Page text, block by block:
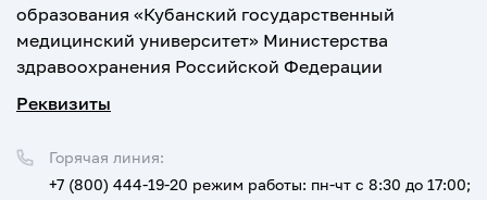
образования «Кубанский государственный
медицинский университет» Министерства
здравоохранения Российской Федерации
Реквизиты
Горячая линия:
+7 (800) 444-19-20 режим работы: пн-чт с 8:30 до 17:00;